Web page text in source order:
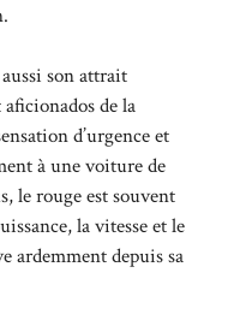
son attrait
de la
d’urgence et
à une voiture de
le rouge est souvent
la vitesse et le
ardemment depuis sa